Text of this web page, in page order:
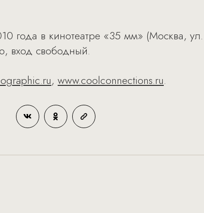
года в кинотеатре «35 мм» (Москва,
вход свободный.
, www.coolconnections.ru.